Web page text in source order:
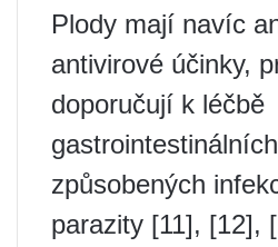
Plody mají navíc
antivirové účinky,
doporučují k léčbě
způsobených
parazity [11], [12],